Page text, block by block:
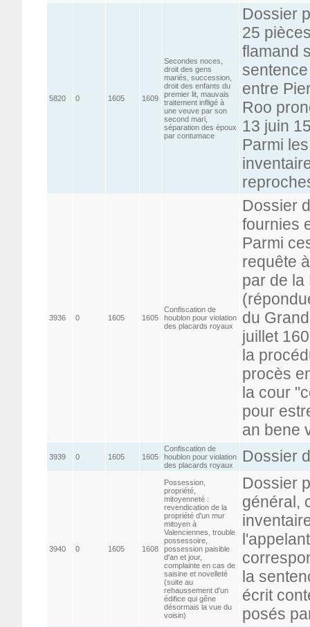
5820 0 1605 1609
Secondes noces,
droit des gens
mariés, succession,
droit des enfants du
premier lit, mauvais
traitement infligé à
une veuve par son
second mari,
séparation des époux
par contumace
Dossier
25
flamand
entre
Roo
13 juin
Parmi
3936 0 1605 1605
Confiscation de
houblon pour violation
des placards royaux
Dossier
fournies
Parmi
requête
par de la
du
juillet
la
procès
la cour
pour
an bene
3939 0 1605 1605
Confiscation de
houblon pour violation
des placards royaux
Dossier
3940 0 1605 1608
Possession,
propriété,
mitoyenneté :
revendication de la
propriété d'un mur
mitoyen à
Valenciennes, trouble
possessoire,
possession paisible
d'an et jour,
complainte en cas de
saisine et novelleté
(suite au
rehaussement d'un
édifice qui gêne
désormais la vue du
voisin)
Dossier
général,
la
écrit
posés